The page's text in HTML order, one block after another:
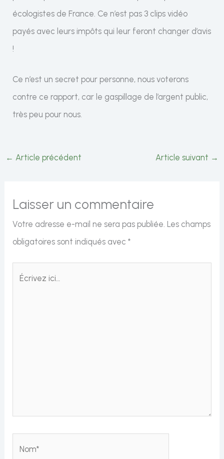
écologistes de France. Ce n’est pas 3 clips vidéo
payés avec leurs impôts qui leur feront changer d’avis
!
Ce n’est un secret pour personne, nous voterons
contre ce rapport, car le gaspillage de l’argent public,
très peu pour nous.
← Article précédent Article suivant →
Laisser un commentaire
Votre adresse e-mail ne sera pas publiée. Les champs
obligatoires sont indiqués avec*
Écrivez